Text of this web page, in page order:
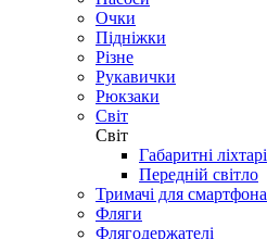
Очки
Підніжки
Різне
Рукавички
Рюкзаки
Світ
Світ
Габаритні ліхтарі
Передній світло
Тримачі для смартфона
Фляги
Флягодержателі